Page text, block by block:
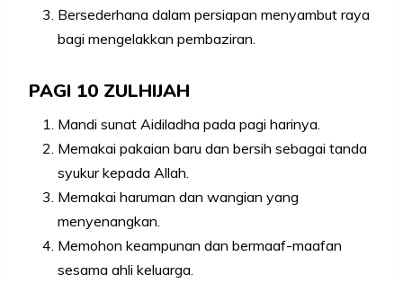
Bersederhana dalam persiapan menyambut raya
bagi mengelakkan pembaziran.
PAGI 10 ZULHIJAH
Mandi sunat Aidiladha pada pagi harinya.
Memakai pakaian baru dan bersih sebagai tanda
syukur kepada Allah.
Memakai haruman dan wangian yang
menyenangkan.
Memohon keampunan dan bermaaf-maafan
sesama ahli keluarga.